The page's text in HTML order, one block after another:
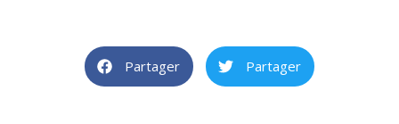
Partager Partager